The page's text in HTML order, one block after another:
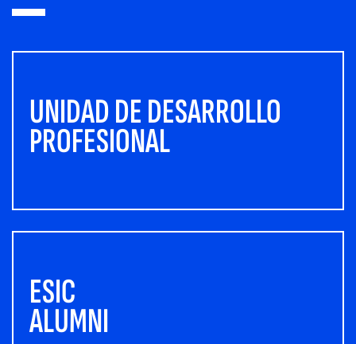
UNIDAD DE DESARROLLO
PROFESIONAL
ESIC
ALUMNI